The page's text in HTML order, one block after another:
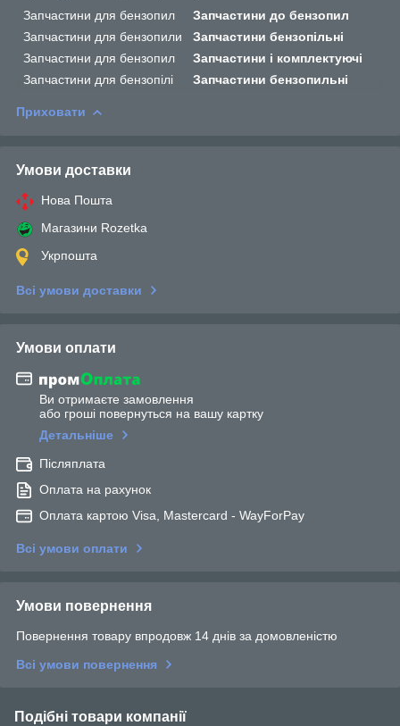
Запчастини для бензопил
Запчастини до бензопил
Запчастини для бензопили
Запчастини бензопільні
Запчастини для бензопил
Запчастини і комплектуючі
Запчастини для бензопілі
Запчастини бензопильні
Приховати
Умови доставки
Нова Пошта
Магазини Rozetka
Укрпошта
Всі умови доставки
Умови оплати
Ви отримаєте замовлення
або гроші повернуться на вашу картку
Детальніше
Післяплата
Оплата на рахунок
Оплата картою Visa, Mastercard - WayForPay
Всі умови оплати
Умови повернення
Повернення товару впродовж 14 днів за домовленістю
Всі умови повернення
Подібні товари компанії